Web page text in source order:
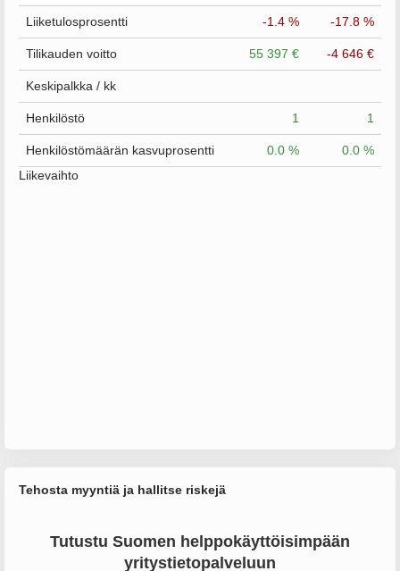
Liiketulosprosentti -1.4 % -17.8 %
Tilikauden voitto 55 397 € -4 646 €
Keskipalkka / kk
Henkilöstö 1 1
Henkilöstömäärän kasvuprosentti 0.0 %
0.0 %
Liikevaihto
Tehosta myyntiä ja hallitse riskejä
Tutustu Suomen helppokäyttöisimpään
yritystietopalveluun